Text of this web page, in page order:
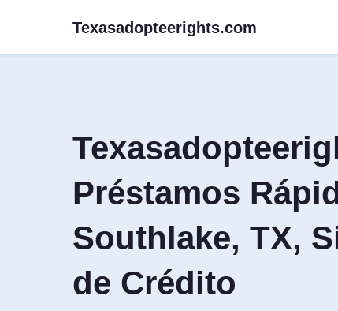
Texasadopteerights.com
Préstamos
Southlake, TX,
de Crédito